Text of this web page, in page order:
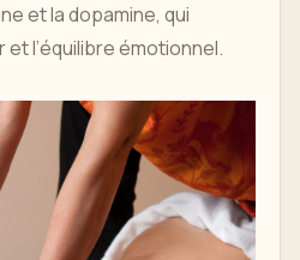
et la dopamine, qui
et l’équilibre émotionnel.